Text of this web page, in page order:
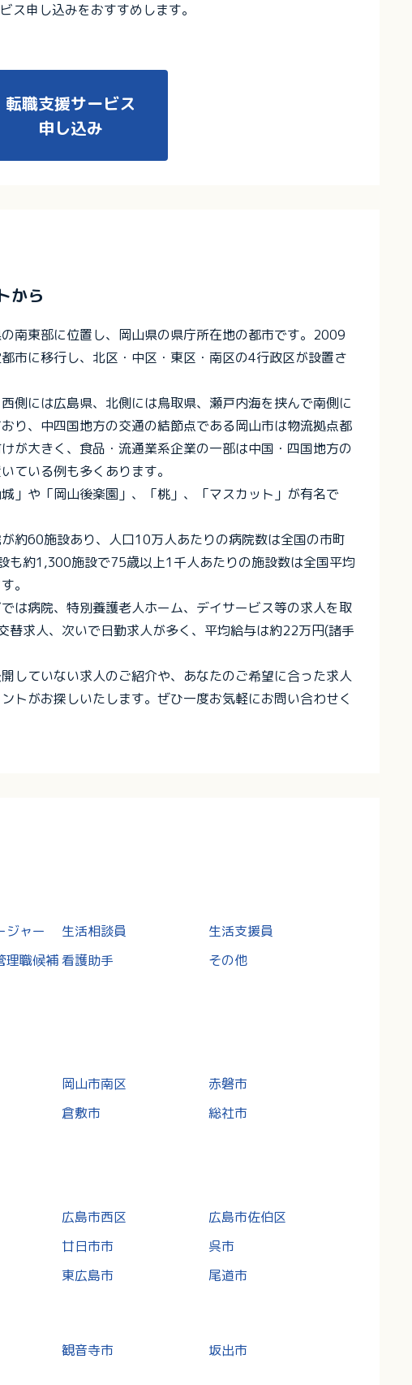
ス申し込みをおすすめします。
転職支援サービス
申し込み
から
南東部に位置し、岡山県の県庁所在地の都市です。2009
市に移行し、北区・中区・東区・南区の4行政区が設置さ
側には広島県、北側には鳥取県、瀬戸内海を挟んで南側に
り、中四国地方の交通の結節点である岡山市は物流拠点都
が大きく、食品・流通業系企業の一部は中国・四国地方の
ている例も多くあります。
」や「岡山後楽園」、「桃」、「マスカット」が有名で
約60施設あり、人口10万人あたりの病院数は全国の市町
も約1,300施設で75歳以上1千人あたりの施設数は全国平均
。
は病院、特別養護老人ホーム、デイサービス等の求人を取
替求人、次いで日勤求人が多く、平均給与は約22万円(諸手
していない求人のご紹介や、あなたのご希望に合った求人
トがお探しいたします。ぜひ一度お気軽にお問い合わせく
ジャー 生活相談員
生活支援員
理職候補 看護助手 その他
岡山市南区
赤磐市
倉敷市
総社市
広島市西区
広島市佐伯区
廿日市市
呉市
東広島市 尾道市
観音寺市
坂出市